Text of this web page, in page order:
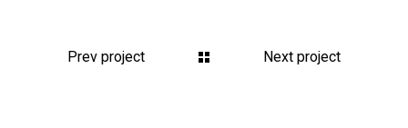
Prev project Next project